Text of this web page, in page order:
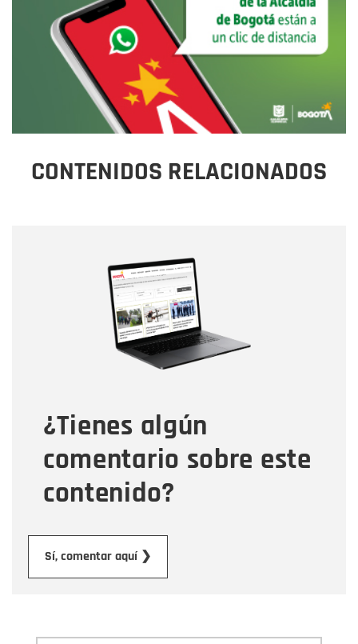
CONTENIDOS RELACIONADOS
¿Tienes algún
comentario sobre este
contenido?
Sí, comentar aquí ❯
Correo electrónico
Tipo de comentario
Mensaje